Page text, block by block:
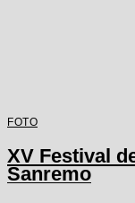
FOTO
XV Festival
Sanremo